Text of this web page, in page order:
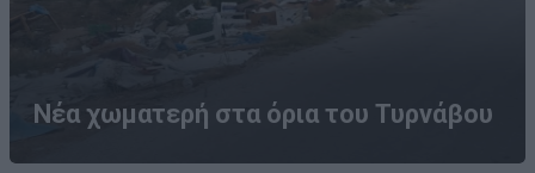
Νέα χωματερή στα όρια του Τυρνάβου